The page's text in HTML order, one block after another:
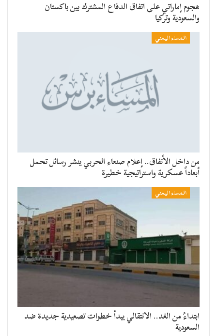
هجوم إماراتي على اتفاق الدفاع المشترك بين باكستان
والسعودية وتركيا
المساء اليمني
من داخل الأنفاق.. إعلام صنعاء الحربي ينشر رسائل تحمل
أبعاداً عسكرية واستراتيجية خطيرة
المساء اليمني
​ابتداءً من الغد.. الانتقالي يبدأ خطوات تصعيدية جديدة ضد
السعودية